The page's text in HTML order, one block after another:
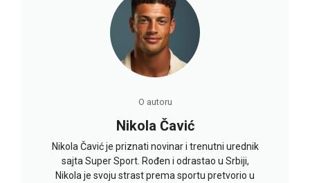
O autoru
Nikola Čavić
Nikola Čavić je priznati novinar i trenutni urednik
sajta Super Sport. Rođen i odrastao u Srbiji,
Nikola je svoju strast prema sportu pretvorio u